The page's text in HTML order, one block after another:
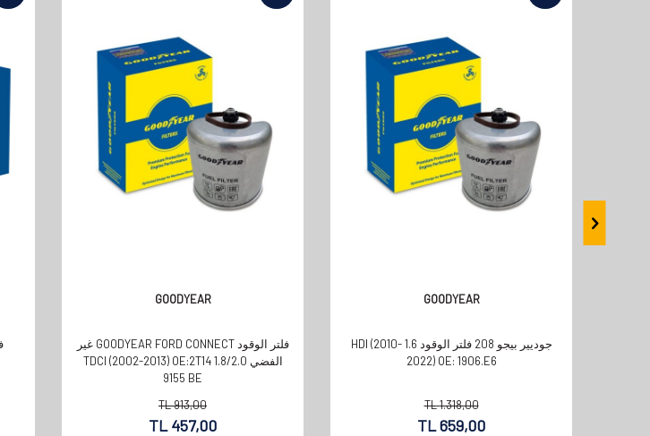
GOODYEAR
جوديير بيجو 208 فلتر الوقود 1.6 HDI (2010-
2022) OE: 1906.E6
1.318,00
TL
659,00
TL
GOODYEAR
فلتر الوقود GOODYEAR FORD CONNECT غير
الفضي 1.8/2.0 TDCI (2002-2013) OE:2T14
9155 BE
913,00
TL
457,00
TL